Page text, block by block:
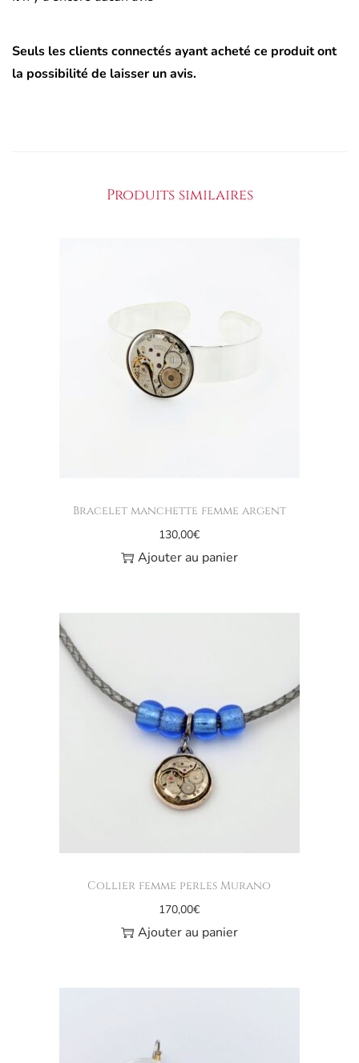
Seuls les clients connectés ayant acheté ce produit ont
la possibilité de laisser un avis.
Produits similaires
Bracelet manchette femme argent
130,00€
Ajouter au panier
Collier femme perles Murano
170,00€
Ajouter au panier